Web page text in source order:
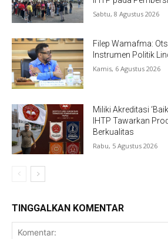
Sabtu, 8 Agustus 2026
Filep Wamafma:
Instrumen Politik
Kamis, 6 Agustus 2026
Miliki Akreditasi
IHTP Tawarkan
Berkualitas
Rabu, 5 Agustus 2026
TINGGALKAN KOMENTAR